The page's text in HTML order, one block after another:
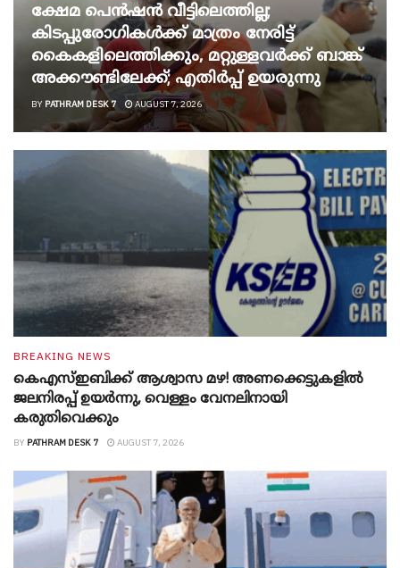
ക്ഷേമ പെൻഷൻ വീട്ടിലെത്തില്ല;
കിടപ്പുരോഗികൾക്ക് മാത്രം നേരിട്ട്
കൈകളിലെത്തിക്കും, മറ്റുള്ളവർക്ക് ബാങ്ക്
അക്കൗണ്ടിലേക്ക്; എതിർപ്പ് ഉയരുന്നു
BY PATHRAM DESK 7 AUGUST 7, 2026
BREAKING NEWS
കെഎസ്ഇബിക്ക് ആശ്വാസ മഴ! അണക്കെട്ടുകളിൽ
ജലനിരപ്പ് ഉയർന്നു, വെള്ളം വേനലിനായി
കരുതിവെക്കും
BY PATHRAM DESK 7 AUGUST 7, 2026